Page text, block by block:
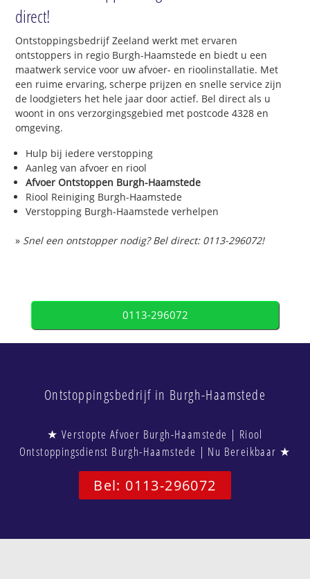
direct!
Ontstoppingsbedrijf Zeeland werkt met ervaren
ontstoppers in regio Burgh-Haamstede en biedt u een
maatwerk service voor uw afvoer- en rioolinstallatie. Met
een ruime ervaring, scherpe prijzen en snelle service zijn
de loodgieters het hele jaar door actief. Bel direct als u
woont in ons verzorgingsgebied met postcode 4328 en
omgeving.
Hulp bij iedere verstopping
Aanleg van afvoer en riool
Afvoer Ontstoppen Burgh-Haamstede
Riool Reiniging Burgh-Haamstede
Verstopping Burgh-Haamstede verhelpen
» Snel een ontstopper nodig? Bel direct: 0113-296072!
0113-296072
Ontstoppingsbedrijf in Burgh-Haamstede
★ Verstopte Afvoer Burgh-Haamstede | Riool
Ontstoppingsdienst Burgh-Haamstede | Nu Bereikbaar ★
Bel: 0113-296072